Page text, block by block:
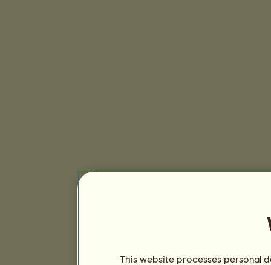
This website processes personal